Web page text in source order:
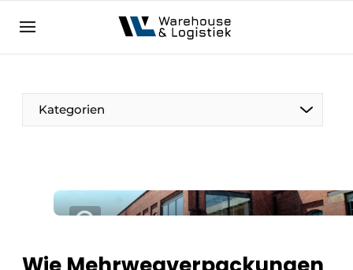
NL EN
Kategorien